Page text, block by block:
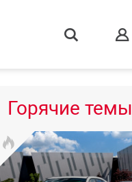
s
Горячие темы